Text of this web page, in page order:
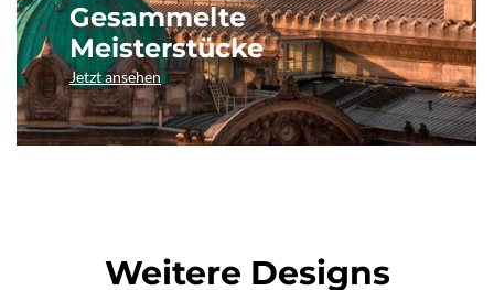
Gesammelte
Meisterstücke
Jetzt ansehen
Weitere Designs